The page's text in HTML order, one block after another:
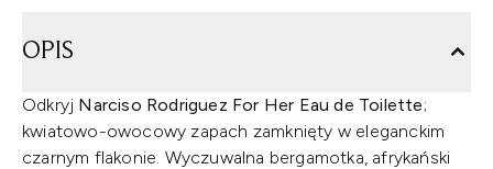
OPIS
Odkryj Narciso Rodriguez For Her Eau de Toilette;
kwiatowo-owocowy zapach zamknięty w eleganckim
czarnym flakonie. Wyczuwalna bergamotka, afrykański